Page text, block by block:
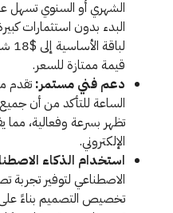
الشهري أو السنوي تسهل
قيمة ممتازة للسعر.
دعم فني مستمر: تقدم
الساعة للتأكد من أن
تظهر بسرعة وفعالية،
الإلكتروني.
استخدام الذكاء
الاصطناعي لتوفير
تخصيص التصميم بناءً